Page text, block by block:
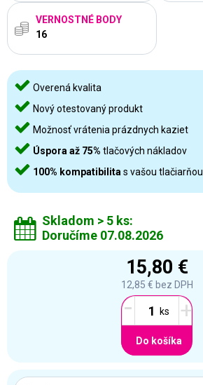
VERNOSTNÉ BODY
16
Overená kvalita
Nový otestovaný produkt
Možnosť vrátenia prázdnych kaziet
Úspora až 75% tlačových nákladov
100% kompatibilita s vašou tlačiarňou
Skladom > 5 ks:
Doručíme 07.08.2026
15,80 €
12,85 € bez DPH
- +
Do košíka